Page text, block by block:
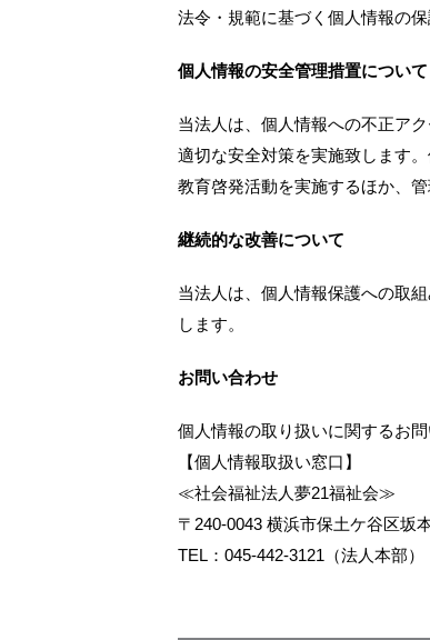
法令・規範に基づく個人情報の保
個人情報の安全管理措置について
当法人は、個人情報への不正ア
適切な安全対策を実施致します
教育啓発活動を実施するほか、
継続的な改善について
当法人は、個人情報保護への取
します。
お問い合わせ
個人情報の取り扱いに関するお
【個人情報取扱い窓口】
≪社会福祉法人夢21福祉会≫
〒240-0043 横浜市保土ケ谷区坂
TEL：045-442-3121（法人本部）